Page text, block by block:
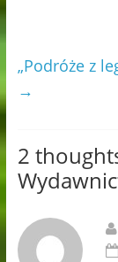
„Podróże z
→
2